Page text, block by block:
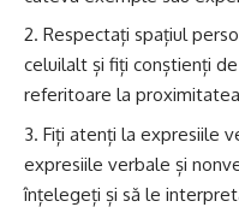
Respectați spațiul
celuilalt și fiți conștienți
referitoare la
Fiți atenți la expresiile
expresiile verbale și
înțelegeți și să le